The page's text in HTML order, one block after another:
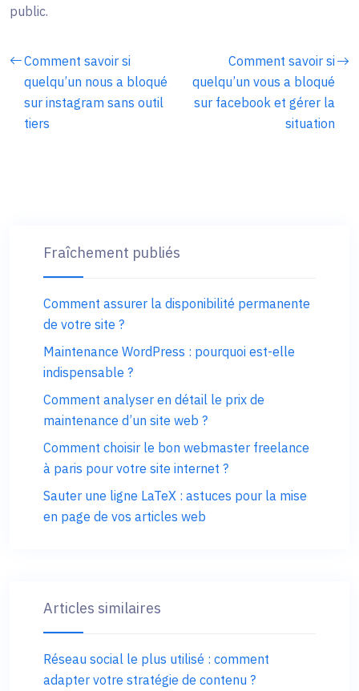
public.
Comment savoir si
quelqu’un nous a bloqué
sur instagram sans outil
tiers
Comment savoir si
quelqu’un vous a bloqué
sur facebook et gérer la
situation
Fraîchement publiés
Comment assurer la disponibilité permanente
de votre site ?
Maintenance WordPress : pourquoi est-elle
indispensable ?
Comment analyser en détail le prix de
maintenance d’un site web ?
Comment choisir le bon webmaster freelance
à paris pour votre site internet ?
Sauter une ligne LaTeX : astuces pour la mise
en page de vos articles web
Articles similaires
Réseau social le plus utilisé : comment
adapter votre stratégie de contenu ?